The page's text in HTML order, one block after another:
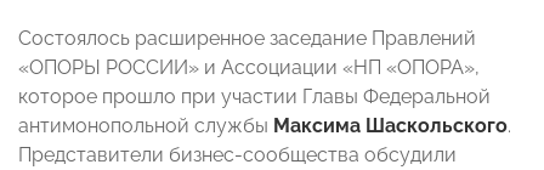
Состоялось расширенное заседание Правлений
«ОПОРЫ РОССИИ» и Ассоциации «НП «ОПОРА»,
которое прошло при участии Главы Федеральной
антимонопольной службы Максима Шаскольского.
Представители бизнес-сообщества обсудили